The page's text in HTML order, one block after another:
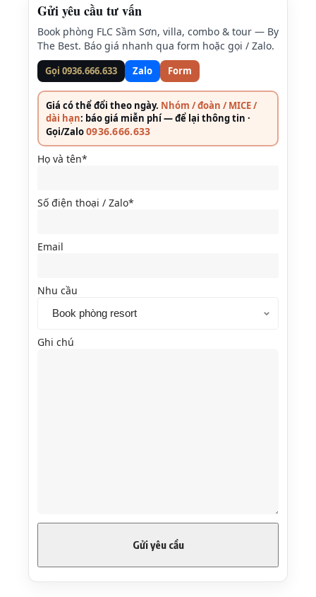
Gửi yêu cầu tư vấn
Book phòng FLC Sầm Sơn, villa, combo & tour — By
The Best. Báo giá nhanh qua form hoặc gọi / Zalo.
Gọi 0936.666.633 Zalo Form
Giá có thể đổi theo ngày. Nhóm / đoàn / MICE /
dài hạn: báo giá miễn phí — để lại thông tin ·
Gọi/Zalo0936.666.633
Họ và tên*
Số điện thoại / Zalo*
Email
Nhu cầu
Ghi chú